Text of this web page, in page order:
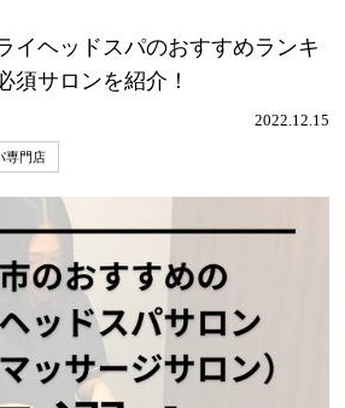
イヘッドスパのおすすめランキ
須サロンを紹介！
2022.12.15
専門店